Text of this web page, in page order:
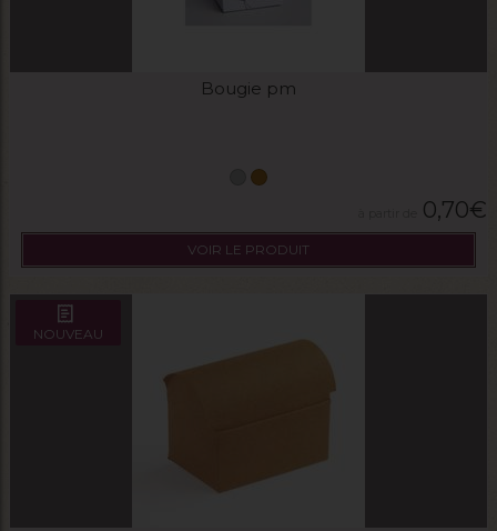
Bougie pm
0,70€
VOIR LE PRODUIT
NOUVEAU